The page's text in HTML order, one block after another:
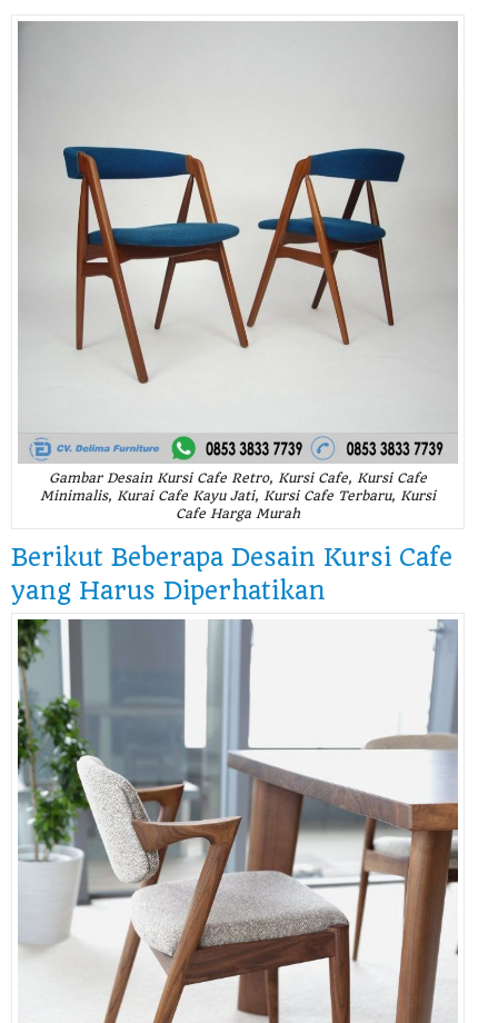
Gambar Desain Kursi Cafe Retro, Kursi Cafe, Kursi Cafe
Minimalis, Kurai Cafe Kayu Jati, Kursi Cafe Terbaru, Kursi
Cafe Harga Murah
Berikut Beberapa Desain Kursi Cafe
yang Harus Diperhatikan